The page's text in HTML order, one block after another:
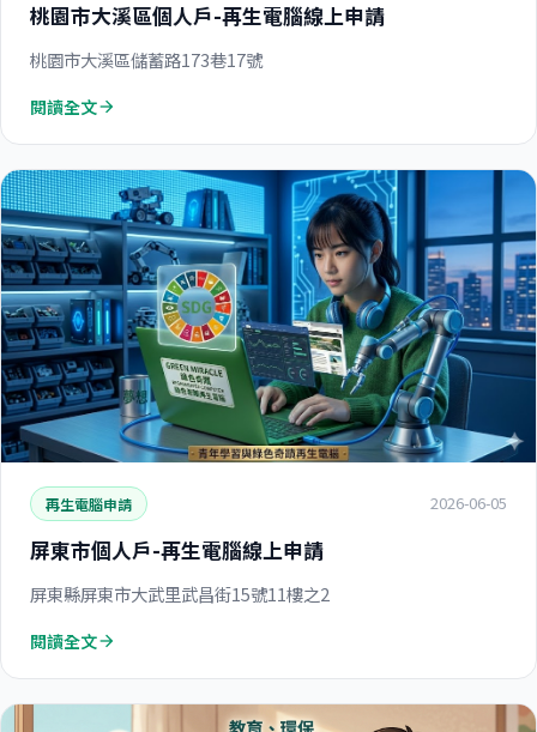
桃園市大溪區個人戶-再生電腦線上申請
桃園市大溪區儲蓄路173巷17號
閱讀全文arrow_forward
再生電腦申請 2026-06-05
屏東市個人戶-再生電腦線上申請
屏東縣屏東市大武里武昌街15號11樓之2
閱讀全文arrow_forward